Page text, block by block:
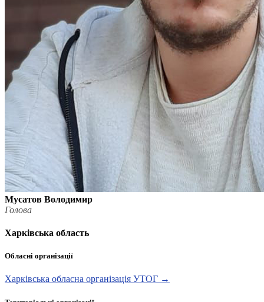
Мусатов Володимир
Голова
Харківська область
Обласні організації
Харківська обласна організація УТОГ →